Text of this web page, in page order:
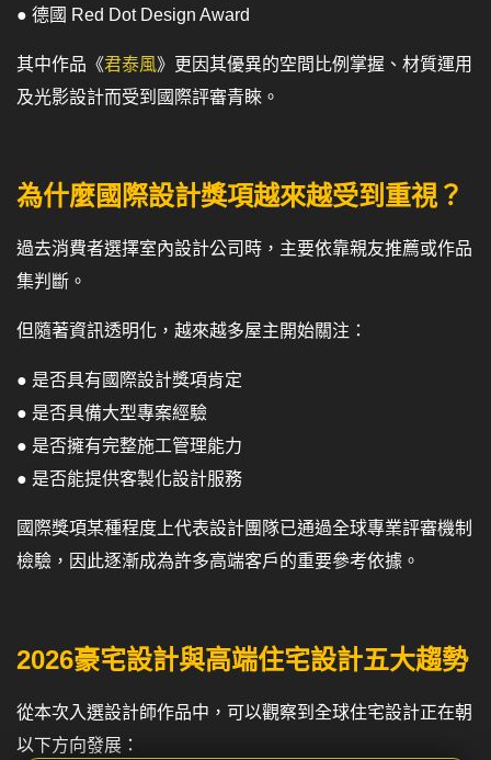
● 德國 Red Dot Design Award
其中作品《君泰風》更因其優異的空間比例掌握、材質運用
及光影設計而受到國際評審青睞。
為什麼國際設計獎項越來越受到重視？
過去消費者選擇室內設計公司時，主要依靠親友推薦或作品
集判斷。
但隨著資訊透明化，越來越多屋主開始關注：
● 是否具有國際設計獎項肯定
● 是否具備大型專案經驗
● 是否擁有完整施工管理能力
● 是否能提供客製化設計服務
國際獎項某種程度上代表設計團隊已通過全球專業評審機制
檢驗，因此逐漸成為許多高端客戶的重要參考依據。
2026豪宅設計與高端住宅設計五大趨勢
從本次入選設計師作品中，可以觀察到全球住宅設計正在朝
以下方向發展：